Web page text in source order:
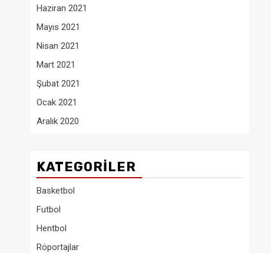
Haziran 2021
Mayıs 2021
Nisan 2021
Mart 2021
Şubat 2021
Ocak 2021
Aralık 2020
KATEGORILER
Basketbol
Futbol
Hentbol
Röportajlar